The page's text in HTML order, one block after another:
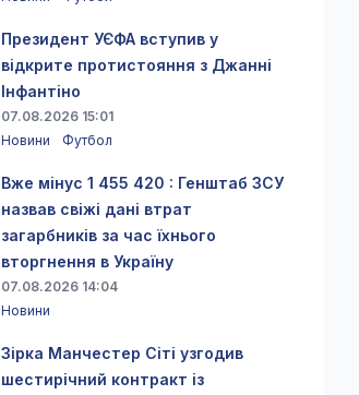
Президент УЄФА вступив у
відкрите протистояння з Джанні
Інфантіно
07.08.2026 15:01
Новини
Футбол
Вже мінус 1 455 420 : Генштаб ЗСУ
назвав свіжі дані втрат
загарбників за час їхнього
вторгнення в Україну
07.08.2026 14:04
Новини
Зірка Манчестер Сіті узгодив
шестирічний контракт із